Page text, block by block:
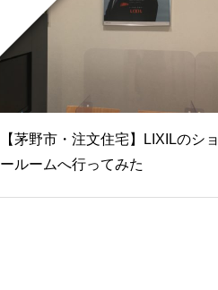
【茅野市・注文住宅】LIXILのショ
ールームへ行ってみた